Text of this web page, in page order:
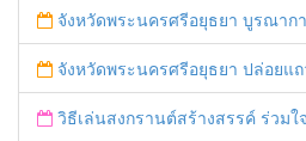
จังหวัดพระนครศรีอยุธยา บูรณาการหน่วยงานที่เกี่ยวข้อง ลงพื้นที่จัดระเบียบและดำเนินมาตรการตามบทลงโทษสูงสุดกับผู้ประกอบการร้านค้าที่ยังฝ่าฝืนตั้งร้านค้ารุกล้ำเ
จังหวัดพระนครศรีอยุธยา ปล่อยแถวตำรวจ ทหาร ฝ่ายปกครอง กว่า 100 นาย ตรวจเข้มท่ารถสาธารณะ สถานีขนส่งรถโดยสาร วิ
วิธีเล่นสงกรานต์สร้างสรรค์ ร่วมใ